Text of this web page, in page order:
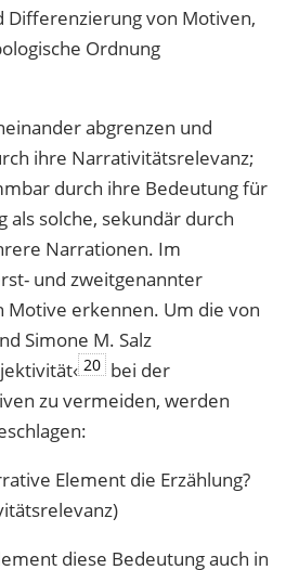
Differenzierung von Motiven,
Ordnung
abgrenzen und
ihre Narrativitätsrelevanz;
durch ihre Bedeutung für
als solche, sekundär durch
Narrationen. Im
und zweitgenannter
Motive erkennen. Um die von
Simone M. Salz
20 bei der
zu vermeiden, werden
Element die Erzählung?
diese Bedeutung auch in